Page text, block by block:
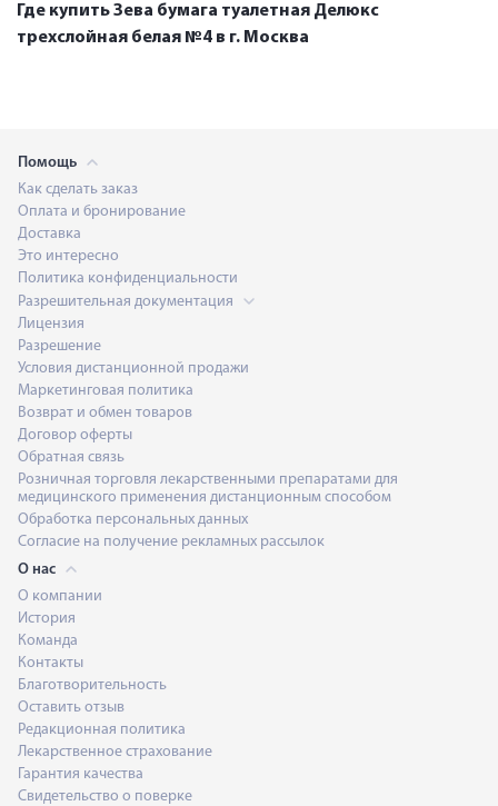
Где купить Зева бумага туалетная Делюкс
трехслойная белая №4 в г. Москва
Помощь
Как сделать заказ
Оплата и бронирование
Доставка
Это интересно
Политика конфиденциальности
Разрешительная документация
Лицензия
Разрешение
Условия дистанционной продажи
Маркетинговая политика
Возврат и обмен товаров
Договор оферты
Обратная связь
Розничная торговля лекарственными препаратами для
медицинского применения дистанционным способом
Обработка персональных данных
Согласие на получение рекламных рассылок
О нас
О компании
История
Команда
Контакты
Благотворительность
Оставить отзыв
Редакционная политика
Лекарственное страхование
Гарантия качества
Свидетельство о поверке